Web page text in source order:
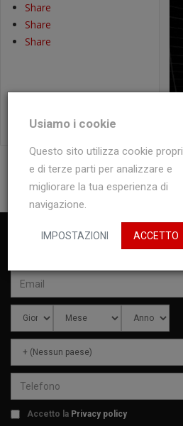
Share
Share
Share
Accetto la Privacy policy
Usiamo i cookie
Questo sito utilizza cookie propri
e di terze parti per analizzare e
migliorare la tua esperienza di
navigazione.
IMPOSTAZIONI ACCETTO